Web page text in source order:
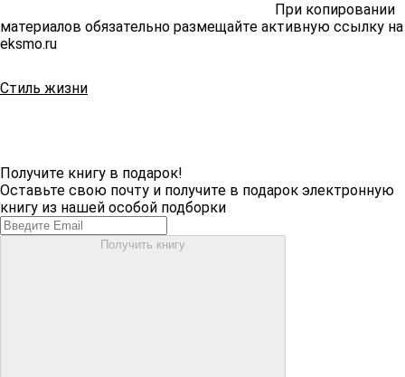
При копировании
материалов обязательно размещайте активную ссылку на
eksmo.ru
Стиль жизни
Получите книгу в подарок!
Оставьте свою почту и получите в подарок электронную
книгу из нашей особой подборки
Получить книгу